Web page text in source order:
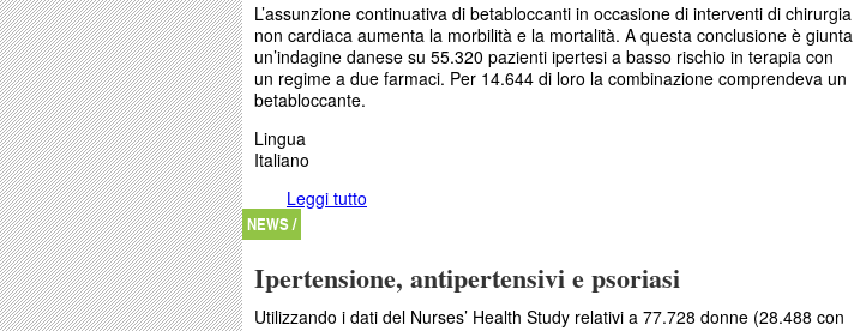
L’assunzione continuativa di betabloccanti in occasione di interventi di chirurgia
non cardiaca aumenta la morbilità e la mortalità. A questa conclusione è giunta
un’indagine danese su 55.320 pazienti ipertesi a basso rischio in terapia con
un regime a due farmaci. Per 14.644 di loro la combinazione comprendeva un
betabloccante.
Lingua
Italiano
Leggi tutto
NEWS /
Ipertensione, antipertensivi e psoriasi
Utilizzando i dati del Nurses’ Health Study relativi a 77.728 donne (28.488 con